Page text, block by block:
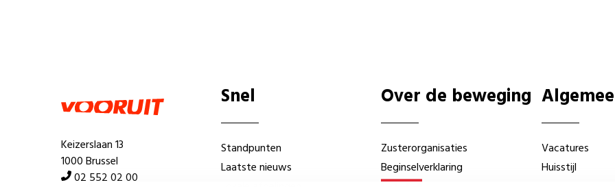
Keizerslaan 13
1000 Brussel
02 552 02 00
Snel
Standpunten
Laatste nieuws
Over de beweging
Zusterorganisaties
Beginselverklaring
Vacatures
Huisstijl